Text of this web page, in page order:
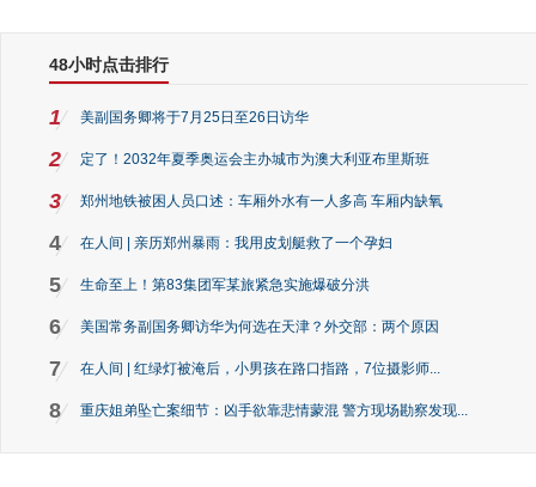
48小时点击排行
1 美副国务卿将于7月25日至26日访华
2 定了！2032年夏季奥运会主办城市为澳大利亚布里斯班
3 郑州地铁被困人员口述：车厢外水有一人多高 车厢内缺氧
4 在人间 | 亲历郑州暴雨：我用皮划艇救了一个孕妇
5 生命至上！第83集团军某旅紧急实施爆破分洪
6 美国常务副国务卿访华为何选在天津？外交部：两个原因
7 在人间 | 红绿灯被淹后，小男孩在路口指路，7位摄影师...
8 重庆姐弟坠亡案细节：凶手欲靠悲情蒙混 警方现场勘察发现...